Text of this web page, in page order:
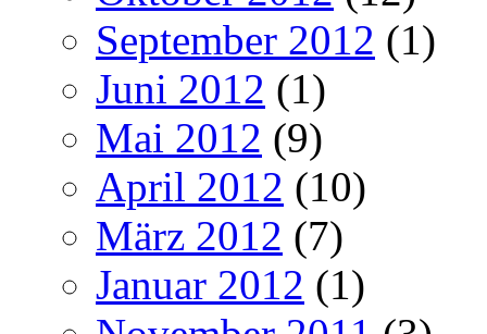
September 2012 (1)
Juni 2012 (1)
Mai 2012 (9)
April 2012 (10)
März 2012 (7)
Januar 2012 (1)